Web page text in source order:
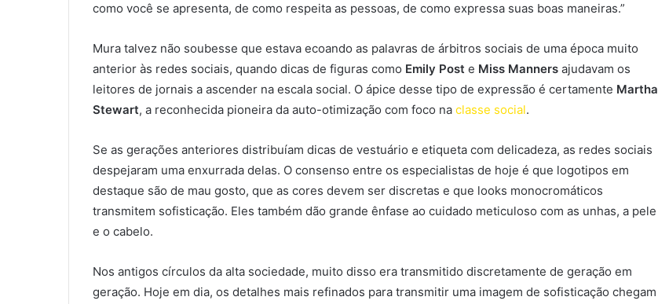
como você se apresenta, de como respeita as pessoas, de como expressa suas boas maneiras.”
Mura talvez não soubesse que estava ecoando as palavras de árbitros sociais de uma época muito
anterior às redes sociais, quando dicas de figuras como Emily Post e Miss Manners ajudavam os
leitores de jornais a ascender na escala social. O ápice desse tipo de expressão é certamente Martha
Stewart, a reconhecida pioneira da auto-otimização com foco na classe social.
Se as gerações anteriores distribuíam dicas de vestuário e etiqueta com delicadeza, as redes sociais
despejaram uma enxurrada delas. O consenso entre os especialistas de hoje é que logotipos em
destaque são de mau gosto, que as cores devem ser discretas e que looks monocromáticos
transmitem sofisticação. Eles também dão grande ênfase ao cuidado meticuloso com as unhas, a pele
e o cabelo.
Nos antigos círculos da alta sociedade, muito disso era transmitido discretamente de geração em
geração. Hoje em dia, os detalhes mais refinados para transmitir uma imagem de sofisticação chegam